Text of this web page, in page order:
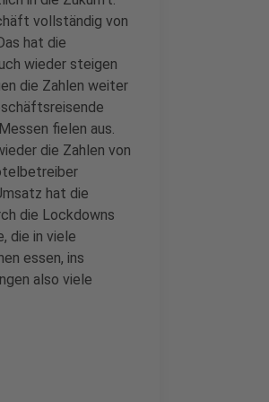
vollständig von
hat die
wieder steigen
die Zahlen weiter
fielen aus.
die Zahlen von
hat die
die Lockdowns
die in viele
essen, ins
also viele